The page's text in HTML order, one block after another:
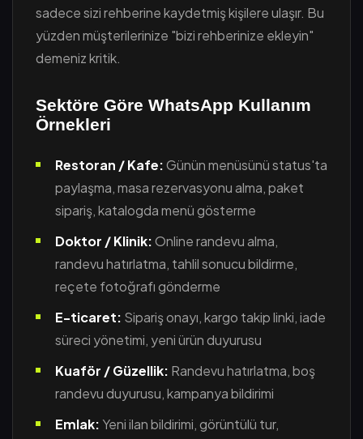
sadece sizi rehberine kaydetmiş kişilere ulaşır. Bu
yüzden müşterilerinize "bizi rehberinize ekleyin"
demeniz kritik.
Sektöre Göre WhatsApp Kullanım
Örnekleri
Restoran / Kafe:Günün menüsünü status'ta
paylaşma, masa rezervasyonu alma, paket
sipariş, katalogda menü gösterme
Doktor / Klinik:Online randevu alma,
randevu hatırlatma, tahlil sonucu bildirme,
reçete fotoğrafı gönderme
E-ticaret: Sipariş onayı, kargo takip linki, iade
süreci yönetimi, yeni ürün duyurusu
Kuaför / Güzellik: Randevu hatırlatma, boş
randevu duyurusu, kampanya bildirimi
Emlak: Yeni ilan bildirimi, görüntülü tur,